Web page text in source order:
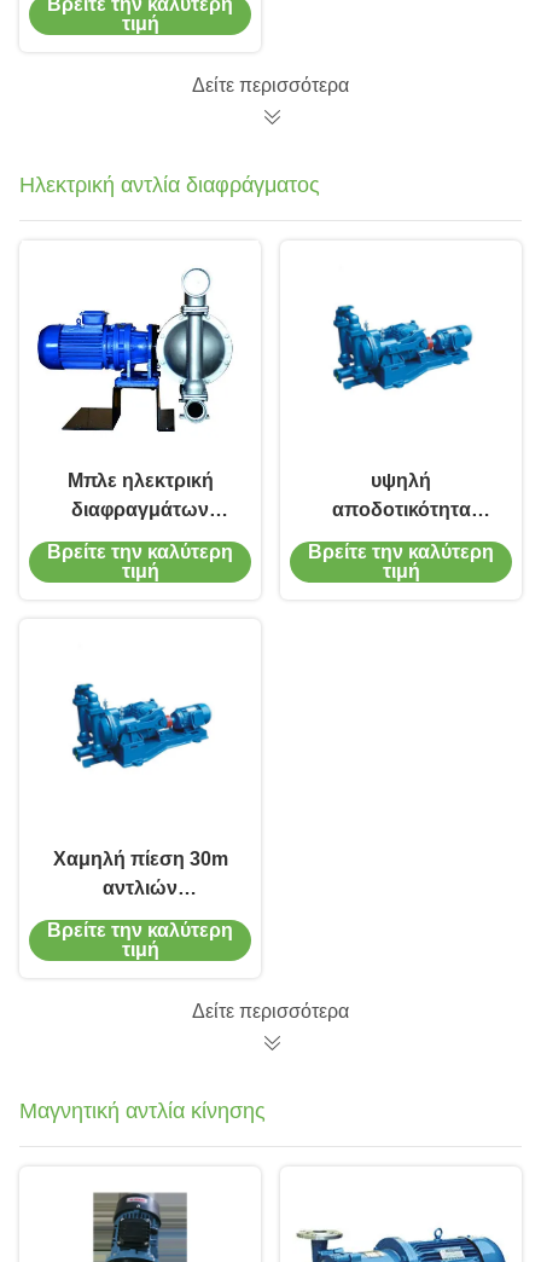
στάδιο 2-4000m3/H
περιβλημάτων
τιμή
Δείτε περισσότερα
Ηλεκτρική αντλία διαφράγματος
Μπλε ηλεκτρική
διαφραγμάτων
υδραντλία
διαφραγμάτων
Βρείτε την καλύτερη
τιμή
υψηλή
αποδοτικότητα
αντλιών
διαφραγμάτων 380V
Βρείτε την καλύτερη
τιμή
Χαμηλή πίεση 30m
αντλιών
διαφραγμάτων
χυτοσιδήρου SS304
Βρείτε την καλύτερη
τιμή
Δείτε περισσότερα
Μαγνητική αντλία κίνησης